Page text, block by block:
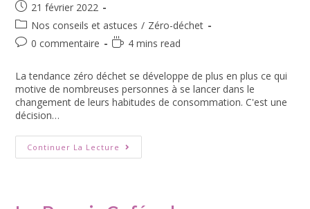
21 février 2022
Nos conseils et astuces / Zéro-déchet
0 commentaire
4 mins read
La tendance zéro déchet se développe de plus en plus ce qui
motive de nombreuses personnes à se lancer dans le
changement de leurs habitudes de consommation. C'est une
décision…
Continuer La Lecture